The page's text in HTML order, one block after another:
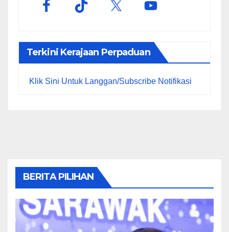
Terkini Kerajaan Perpaduan
Klik Sini Untuk Langgan/Subscribe Notifikasi
BERITA PILIHAN